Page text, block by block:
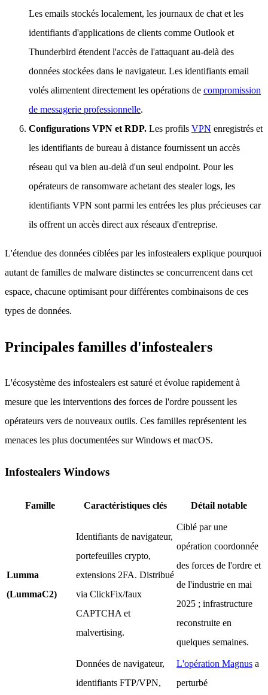
Les emails stockés localement, les journaux de chat et les
identifiants d'applications de clients comme Outlook et
Thunderbird étendent l'accès de l'attaquant au-delà des
données stockées dans le navigateur. Les identifiants email
volés alimentent directement les opérations de compromission
de messagerie professionnelle.
Configurations VPN et RDP. Les profils VPN enregistrés et
les identifiants de bureau à distance fournissent un accès
réseau qui va bien au-delà d'un seul endpoint. Pour les
opérateurs de ransomware achetant des stealer logs, les
identifiants VPN sont parmi les entrées les plus précieuses car
ils offrent un accès direct aux réseaux d'entreprise.
L'étendue des données ciblées par les infostealers explique pourquoi
autant de familles de malware distinctes se concurrencent dans cet
espace, chacune optimisant pour différentes combinaisons de ces
types de données.
Principales familles d'infostealers
L'écosystème des infostealers est saturé et évolue rapidement à
mesure que les interventions des forces de l'ordre poussent les
opérateurs vers de nouveaux outils. Ces familles représentent les
menaces les plus documentées sur Windows et macOS.
Infostealers Windows
Famille Caractéristiques clés Détail notable
Lumma
(LummaC2)
Identifiants de navigateur,
portefeuilles crypto,
extensions 2FA. Distribué
via ClickFix/faux
CAPTCHA et
malvertising.
Ciblé par une
opération coordonnée
des forces de l'ordre et
de l'industrie en mai
2025 ; infrastructure
reconstruite en
quelques semaines.
Données de navigateur,
identifiants FTP/VPN,
L'opération Magnus a
perturbé